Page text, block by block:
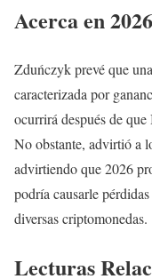
Acerca en 2026
Zduńczyk prevé que
caracterizada por
ocurrirá después de
No obstante, advirtió a
advirtiendo que 2026
podría causarle
diversas criptomonedas.
Lecturas